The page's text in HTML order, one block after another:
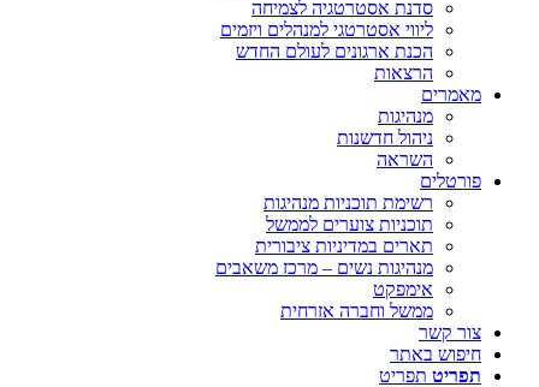
סדנת אסטרטגיה לצמיחה
ליווי אסטרטגי למנהלים ויזמים
הכנת ארגונים לעולם החדש
הרצאות
מאמרים
מנהיגות
ניהול חדשנות
השראה
פורטלים
רשימת תוכניות מנהיגות
תוכניות צוערים לממשל
תארים במדיניות ציבורית
מנהיגות נשים – מרכז משאבים
אימפקט
ממשל וחברה אזרחית
צור קשר
חיפוש באתר
תפריט
תפריט